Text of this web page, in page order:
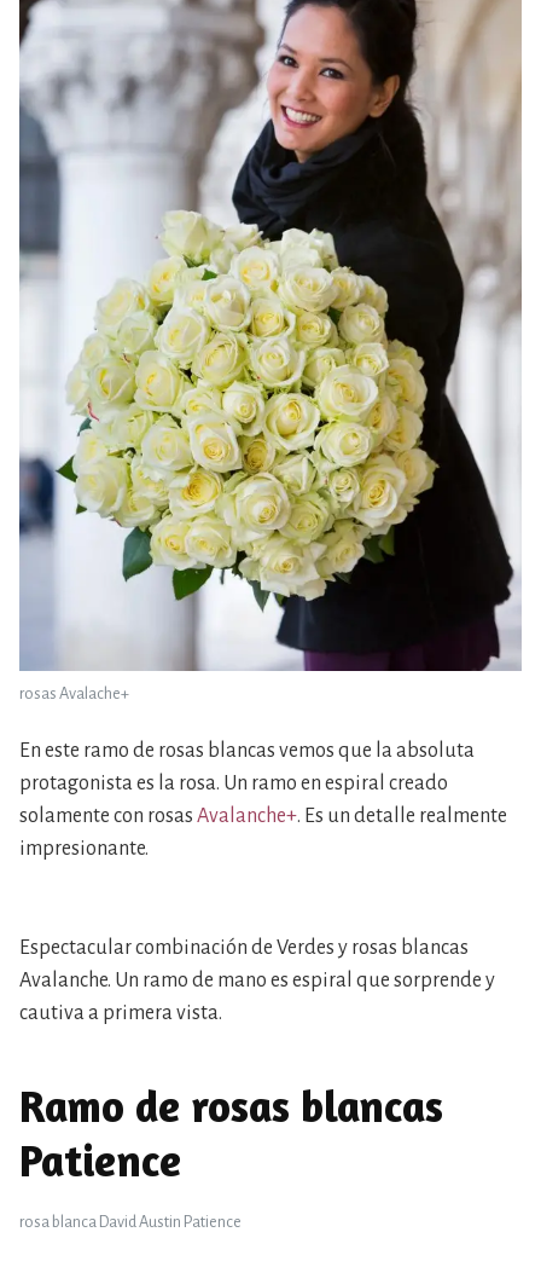
rosas Avalache+
En este ramo de rosas blancas vemos que la absoluta
protagonista es la rosa. Un ramo en espiral creado
solamente con rosas Avalanche+. Es un detalle realmente
impresionante.
Espectacular combinación de Verdes y rosas blancas
Avalanche. Un ramo de mano es espiral que sorprende y
cautiva a primera vista.
Ramo de rosas blancas
Patience
rosa blanca David Austin Patience